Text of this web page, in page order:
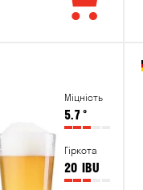
Міцність
5.7°
Гіркота
20 IBU